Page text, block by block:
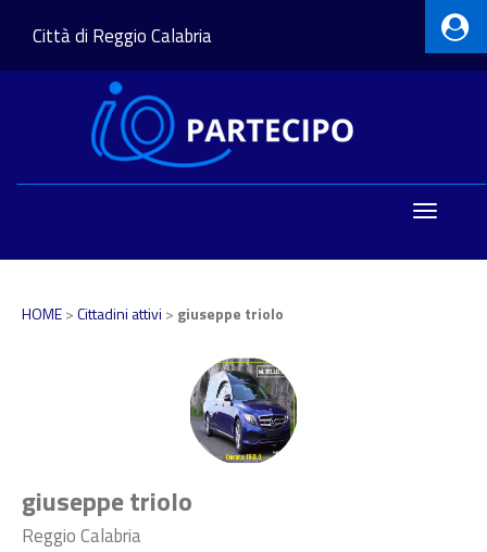
Città di Reggio Calabria
Toggle
HOME>Cittadini attivi > giuseppe triolo
giuseppe triolo
Reggio Calabria